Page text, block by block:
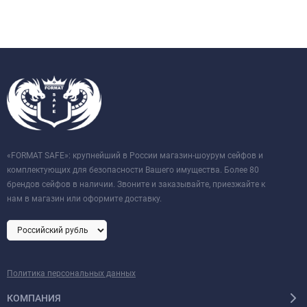
«FORMAT SAFE»: крупнейший в России магазин-шоурум сейфов и
комплектующих для безопасности Вашего имущества. Более 80
брендов сейфов в наличии. Звоните и заказывайте, приезжайте к
нам в магазин или оформите доставку.
Политика персональных данных
КОМПАНИЯ